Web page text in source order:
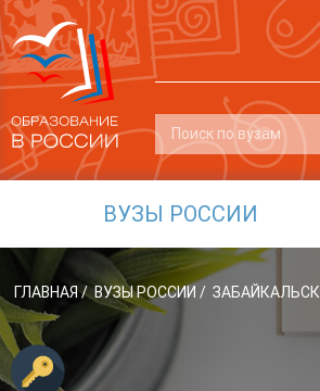
ВУЗЫ РОССИИ
ГЛАВНАЯ/ ВУЗЫ РОССИИ /